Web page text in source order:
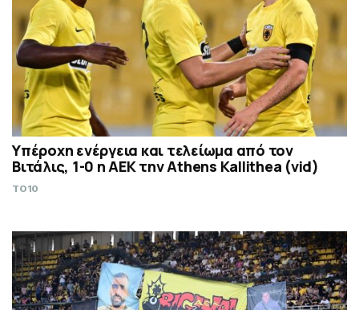
Υπέροχη ενέργεια και τελείωμα από τον
Βιτάλις, 1-0 η ΑΕΚ την Athens Kallithea (vid)
TO10